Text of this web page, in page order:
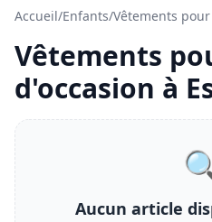
Accueil/Enfants/Vêtements
Vêtements
d'occasion à
Aucun article